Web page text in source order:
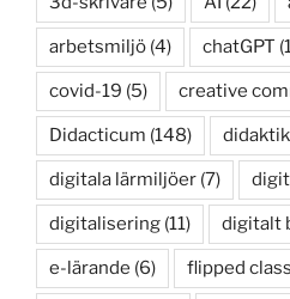
arbetsmiljö (4) chatGPT
covid-19 (5) creative
Didacticum (148) didaktik
digitala lärmiljöer (7)
digitalisering (11) digitalt
e-lärande (6) flipped